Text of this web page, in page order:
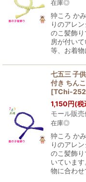
在庫◎
狆ころ か
りのアレ
のこ髪飾
房が付い
等、お着
七五三 子
付き ちん
[TChi-
1,150円(税
モール販売
在庫◎
狆ころ か
りのアレ
のこ髪飾
いていま
物に合わ